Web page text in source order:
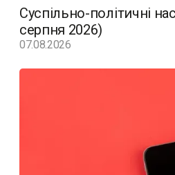
Суспільно-політичні
серпня 2026)
07.08.2026